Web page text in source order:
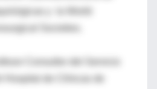
y la World
Societies.
Hospital de Clínicas de